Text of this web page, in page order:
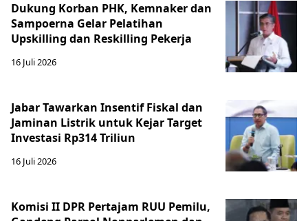
Dukung Korban PHK, Kemnaker dan
Sampoerna Gelar Pelatihan
Upskilling dan Reskilling Pekerja
16 Juli 2026
Jabar Tawarkan Insentif Fiskal dan
Jaminan Listrik untuk Kejar Target
Investasi Rp314 Triliun
16 Juli 2026
Komisi II DPR Pertajam RUU Pemilu,